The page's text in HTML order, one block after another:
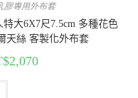
膠專用外布套
大6X7尺7.5cm 多種花色
天絲 客製化外布套
2,070